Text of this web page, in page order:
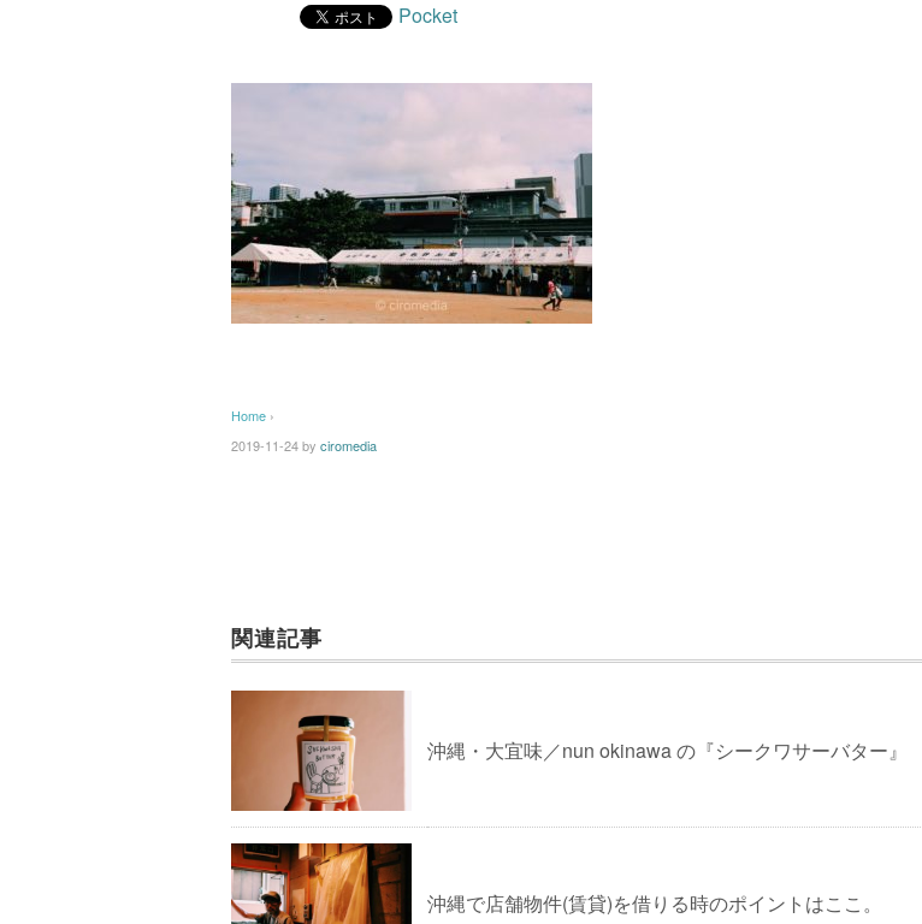
Pocket
Home ›
2019-11-24by ciromedia
関連記事
沖縄・大宜味／nun okinawa の『シークワサーバター』
沖縄で店舗物件(賃貸)を借りる時のポイントはここ。